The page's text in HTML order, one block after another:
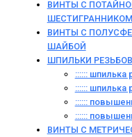
ВИНТЫ С
ШЕСТИГРАННИКОМ
ВИНТЫ С
ШАЙБОЙ
ШПИЛЬКИ
:::::: шпилька
:::::: шпилька
::::::
::::::
ВИНТЫ C